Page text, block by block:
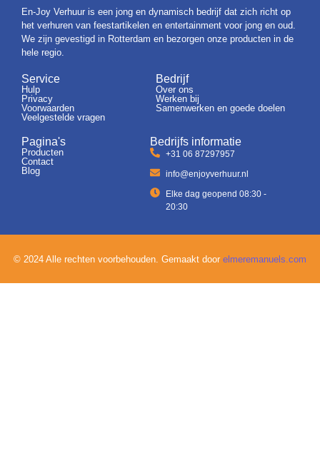
En-Joy Verhuur is een jong en dynamisch bedrijf dat zich richt op
het verhuren van feestartikelen en entertainment voor jong en oud.
We zijn gevestigd in Rotterdam en bezorgen onze producten in de
hele regio.
Service
Hulp
Privacy
Voorwaarden
Veelgestelde vragen
Bedrijf
Over ons
Werken bij
Samenwerken en goede doelen
Pagina's
Producten
Contact
Blog
Bedrijfs informatie
+31 06 87297957
info@enjoyverhuur.nl
Elke dag geopend 08:30 -
20:30
© 2024 Alle rechten voorbehouden. Gemaakt door elmeremanuels.com